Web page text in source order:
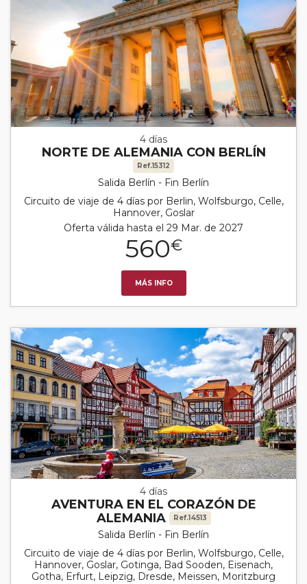
4 días
NORTE DE ALEMANIA CON BERLÍN
Ref.15312
Salida Berlín - Fin Berlín
Circuito de viaje de 4 días por Berlin, Wolfsburgo, Celle,
Hannover, Goslar
Oferta válida hasta el 29 Mar. de 2027
560€
MÁS INFO
4 días
AVENTURA EN EL CORAZÓN DE
ALEMANIA
Ref.14513
Salida Berlín - Fin Berlín
Circuito de viaje de 4 días por Berlin, Wolfsburgo, Celle,
Hannover, Goslar, Gotinga, Bad Sooden, Eisenach,
Gotha, Erfurt, Leipzig, Dresde, Meissen, Moritzburg